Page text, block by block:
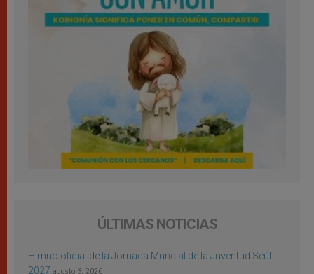
ÚLTIMAS NOTICIAS
Himno oficial de la Jornada Mundial de la Juventud Seúl
2027 agosto 3, 2026